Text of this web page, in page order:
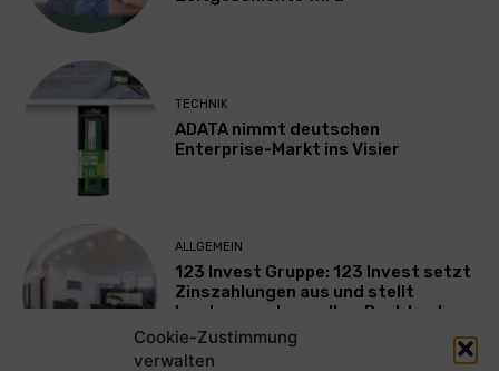
Cookie-Zustimmung
verwalten
TECHNIK
ADATA nimmt deutschen
Enterprise-Markt ins Visier
ALLGEMEIN
123 Invest Gruppe: 123 Invest setzt
Zinszahlungen aus und stellt
Insolvenzantrag – Ihre Rechte als
Anleger